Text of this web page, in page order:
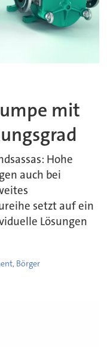
mit
Hohe
auch bei
setzt auf ein
Lösungen
Börger